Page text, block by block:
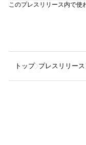
このプレスリリース内で使
トップ プレスリリース